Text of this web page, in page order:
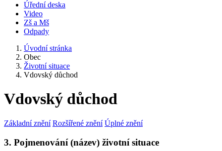
Úřední deska
Video
Zš a Mš
Odpady
Úvodní stránka
Obec
Životní situace
Vdovský důchod
Vdovský důchod
Základní znění Rozšířené znění Úplné znění
3. Pojmenování (název) životní situace